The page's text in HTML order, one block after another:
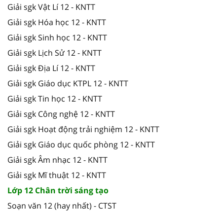
Giải sgk Vật Lí 12 - KNTT
Giải sgk Hóa học 12 - KNTT
Giải sgk Sinh học 12 - KNTT
Giải sgk Lịch Sử 12 - KNTT
Giải sgk Địa Lí 12 - KNTT
Giải sgk Giáo dục KTPL 12 - KNTT
Giải sgk Tin học 12 - KNTT
Giải sgk Công nghệ 12 - KNTT
Giải sgk Hoạt động trải nghiệm 12 - KNTT
Giải sgk Giáo dục quốc phòng 12 - KNTT
Giải sgk Âm nhạc 12 - KNTT
Giải sgk Mĩ thuật 12 - KNTT
Lớp 12 Chân trời sáng tạo
Soạn văn 12 (hay nhất) - CTST